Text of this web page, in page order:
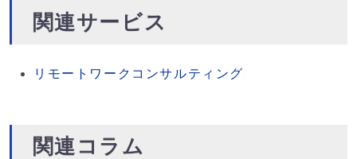
関連サービス
リモートワークコンサルティング
関連コラム